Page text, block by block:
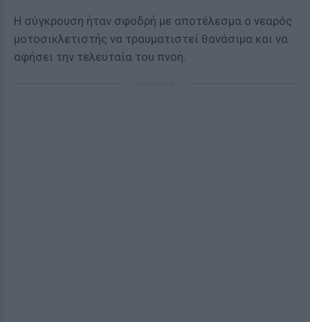
Η σύγκρουση ήταν σφοδρή με αποτέλεσμα ο νεαρός
μοτοσικλετιστής να τραυματιστεί θανάσιμα και να
αφήσει την τελευταία του πνοή.